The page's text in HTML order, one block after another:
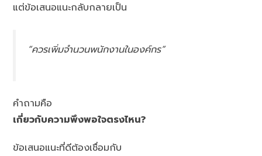
แต่ข้อเสนอแนะกลับกลายเป็น
“ควรเพิ่มจำนวนพนักงานในองค์กร”
คำถามคือ
เกี่ยวกับความพึงพอใจตรงไหน?
ข้อเสนอแนะที่ดีต้องเชื่อมกับ